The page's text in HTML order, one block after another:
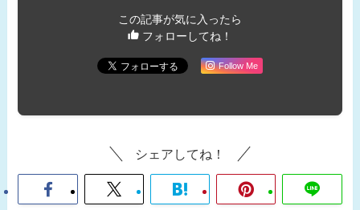
この記事が気に入ったら
フォローしてね！
Follow Me
シェアしてね！